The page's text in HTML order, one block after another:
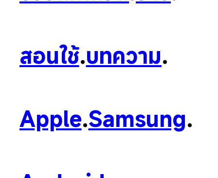
สอนใช้.บทความ.
Apple.Samsung.